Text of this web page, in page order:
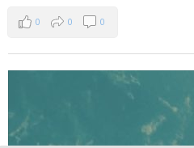
0 0 0